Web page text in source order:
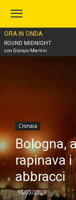
ORA IN ONDA
ROUND MIDNIGHT
con Giorgio Martini
Home
Cronaca
Bologna,
rapinava
abbracci
16/03/2023